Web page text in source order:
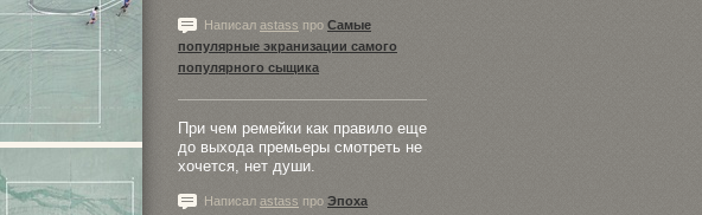
Написал astass про Самые
популярные экранизации самого
популярного сыщика
При чем ремейки как правило еще
до выхода премьеры смотреть не
хочется, нет души.
Написал astass про Эпоха